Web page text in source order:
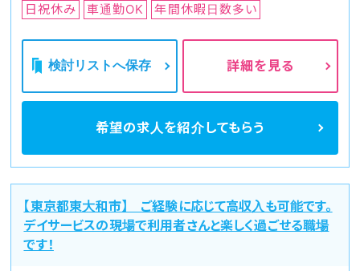
日祝休み 車通勤OK 年間休暇日数多い
検討リストへ保存 詳細を見る
希望の求人を紹介してもらう
【東京都東大和市】 ご経験に応じて高収入も可能です。
デイサービスの現場で利用者さんと楽しく過ごせる職場
です！